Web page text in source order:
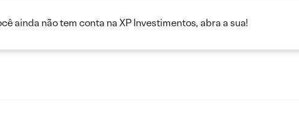
ainda não tem conta na XP Investimentos, abra a sua!